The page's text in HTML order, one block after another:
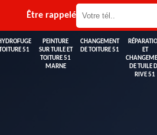
Être rappelé
51
PEINTURE
SUR TUILE ET
TOITURE 51
MARNE
CHANGEMENT
DE TOITURE 51
ET
DE TUILE
RIVE 51